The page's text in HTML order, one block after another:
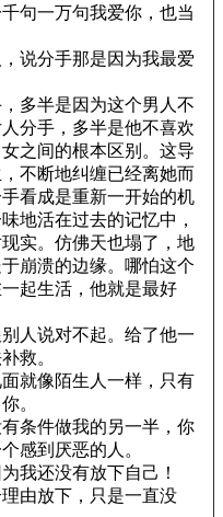
句一万句我爱你，也当
说分手那是因为我最爱
多半是因为这个男人不
分手，多半是他不喜欢
之间的根本区别。这导
不断地纠缠已经离她而
看成是重新一开始的机
地活在过去的记忆中，
实。仿佛天也塌了，地
崩溃的边缘。哪怕这个
起生活，他就是最好
人说对不起。给了他一
救。
就像陌生人一样，只有
。
条件做我的另一半，你
感到厌恶的人。
我还没有放下自己！
由放下，只是一直没